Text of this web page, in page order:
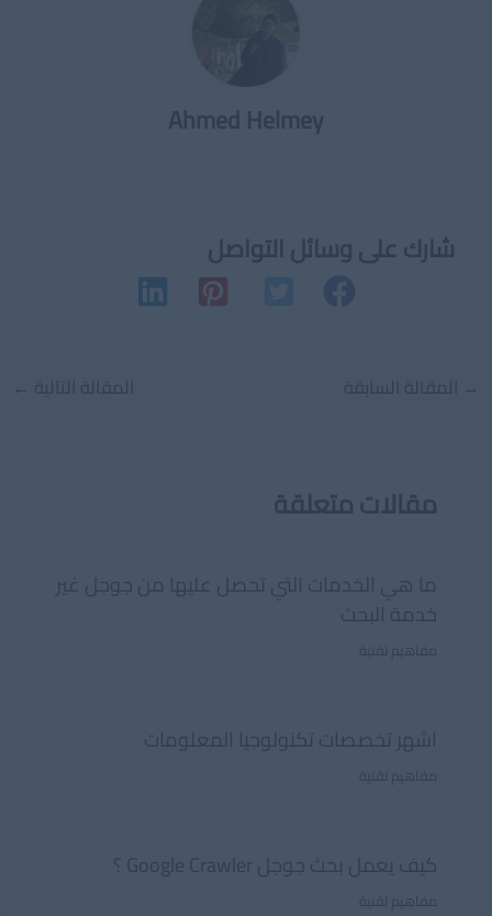
Ahmed Helmey
شارك على وسائل التواصل
Post
→ المقالة السابقة المقالة التالية ←
مقالات متعلقة
ما هي الخدمات التي تحصل عليها من جوجل غير
خدمة البحث
مفاهيم تقنية
اشهر تخصصات تكنولوجيا المعلومات
مفاهيم تقنية
كيف يعمل بحث جوجل Google Crawler ؟
مفاهيم تقنية